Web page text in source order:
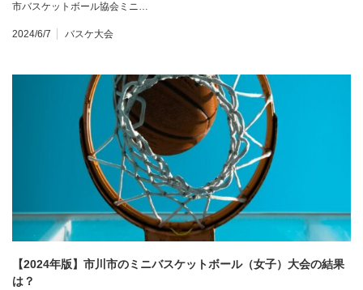
市バスケットボール協会ミニ…
2024/6/7 バスケ大会
【2024年版】市川市のミニバスケットボール（女子）大会の結果
は？